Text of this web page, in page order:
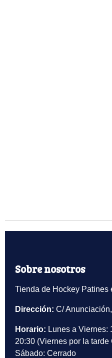
Sobre nosotros
Tienda de Hockey Patines
Dirección: C/
Horario: Lunes a Viernes:
20:30 (Viernes por la
Sábado: Cerrado